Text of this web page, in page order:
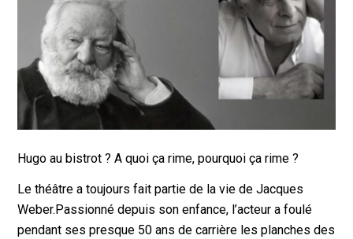
Hugo au bistrot ? A quoi ça rime, pourquoi ça rime ?
Le théâtre a toujours fait partie de la vie de Jacques
Weber.Passionné depuis son enfance, l’acteur a foulé
pendant ses presque 50 ans de carrière les planches des